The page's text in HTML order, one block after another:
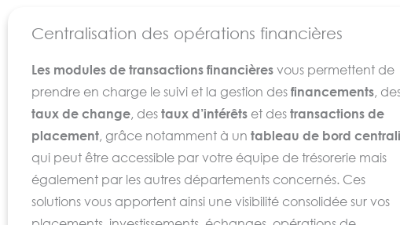
Centralisation des opérations financières
Les modules de transactions financières vous permettent de
prendre en charge le suivi et la gestion des financements,
taux de change, des taux d’intérêts et des transactions de
placement, grâce notamment à un tableau de bord
qui peut être accessible par votre équipe de trésorerie mais
également par les autres départements concernés. Ces
solutions vous apportent ainsi une visibilité consolidée sur vos